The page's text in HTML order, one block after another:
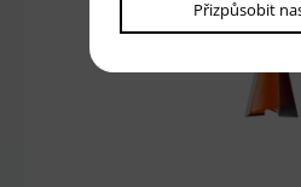
Přizpůsobit